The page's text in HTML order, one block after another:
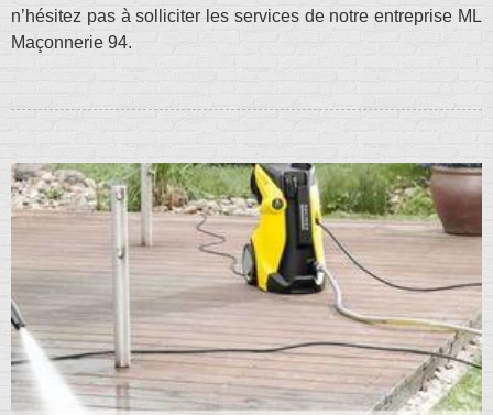
n’hésitez pas à solliciter les services de notre entreprise ML
Maçonnerie 94.